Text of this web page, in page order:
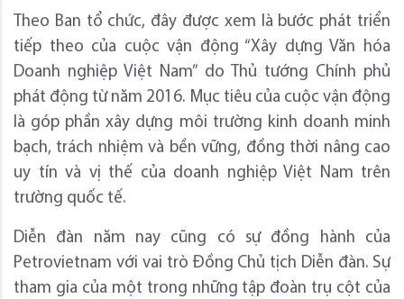
Theo Ban tổ chức, đây được xem là bước phát triển
tiếp theo của cuộc vận động “Xây dựng Văn hóa
Doanh nghiệp Việt Nam” do Thủ tướng Chính phủ
phát động từ năm 2016. Mục tiêu của cuộc vận động
là góp phần xây dựng môi trường kinh doanh minh
bạch, trách nhiệm và bền vững, đồng thời nâng cao
uy tín và vị thế của doanh nghiệp Việt Nam trên
trường quốc tế.
Diễn đàn năm nay cũng có sự đồng hành của
Petrovietnam với vai trò Đồng Chủ tịch Diễn đàn. Sự
tham gia của một trong những tập đoàn trụ cột của